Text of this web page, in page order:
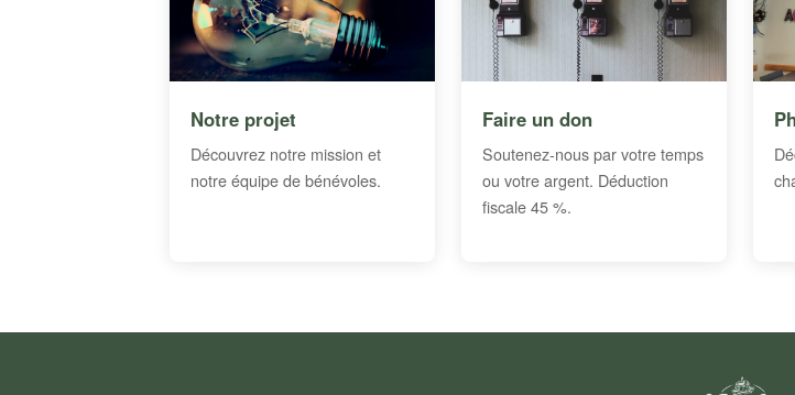
Notre projet
Découvrez notre mission et
notre équipe de bénévoles.
Faire un don
Soutenez-nous par votre temps
ou votre argent. Déduction
fiscale 45 %.